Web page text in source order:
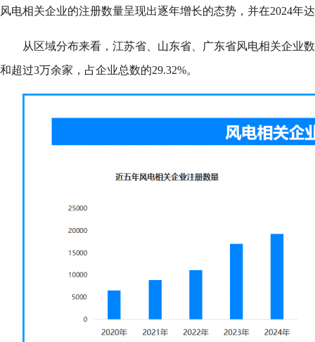
风电相关企业的注册数量呈现出逐年增长的态势，并在2024年
从区域分布来看，江苏省、山东省、广东省风电相关企业
和超过3万余家，占企业总数的29.32%。